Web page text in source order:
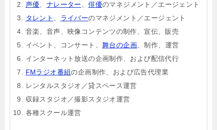
声優
ナレーター 、俳優のマネジメント／エージェント
タレント
ライバーのマネジメント／エージェント
音楽、音声、映像コンテンツの制作、宣伝、販売
イベント、コンサート、 舞台の企画、制作、運営
インターネット放送の企画制作、および配信代行
FMラジオ番組の企画制作、および広告代理業
レンタルスタジオ／貸スペース運営
収録スタジオ／撮影スタジオ運営
各種スクール運営